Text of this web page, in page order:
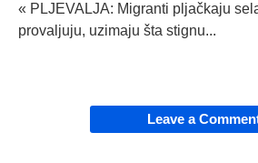
« PLJEVALJA: Migranti pljačkaju
provaljuju, uzimaju šta stignu...
Leave a